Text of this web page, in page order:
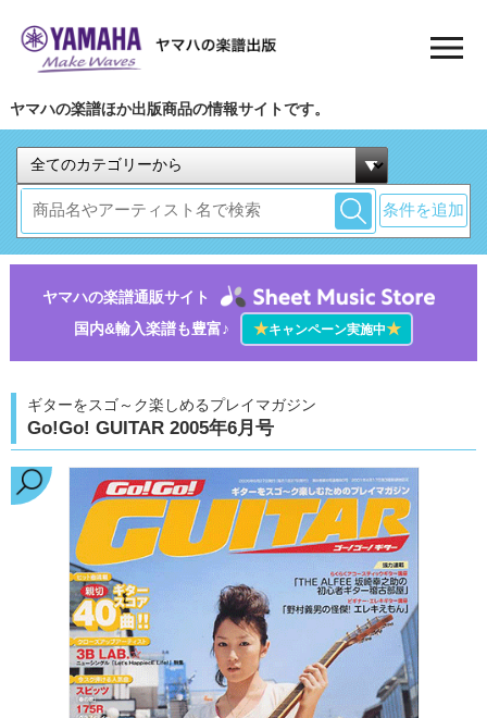
ヤマハの楽譜ほか出版商品の情報サイトです。
条件を追加
ヤマハの楽譜通販サイト
国内&輸入楽譜も豊富♪
★キャンペーン実施中★
ギターをスゴ～ク楽しめるプレイマガジン
Go!Go! GUITAR 2005年6月号